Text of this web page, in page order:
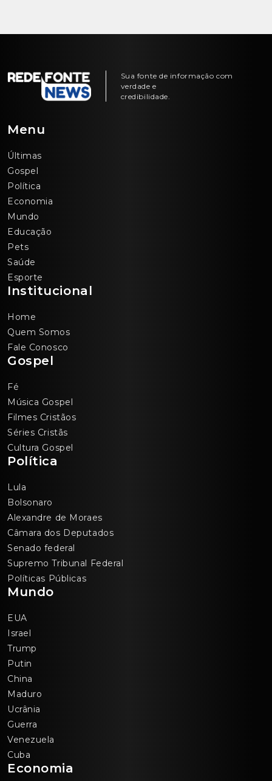
Sua fonte de informação com
verdade e
credibilidade.
Menu
Últimas
Gospel
Política
Economia
Mundo
Educação
Pets
Saúde
Esporte
Institucional
Home
Quem Somos
Fale Conosco
Gospel
Fé
Música Gospel
Filmes Cristãos
Séries Cristãs
Cultura Gospel
Política
Lula
Bolsonaro
Alexandre de Moraes
Câmara dos Deputados
Senado federal
Supremo Tribunal Federal
Políticas Públicas
Mundo
EUA
Israel
Trump
Putin
China
Maduro
Ucrânia
Guerra
Venezuela
Cuba
Economia